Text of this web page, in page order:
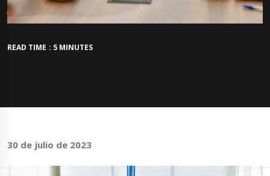
READ TIME : 5 MINUTES
30 de julio de 2023